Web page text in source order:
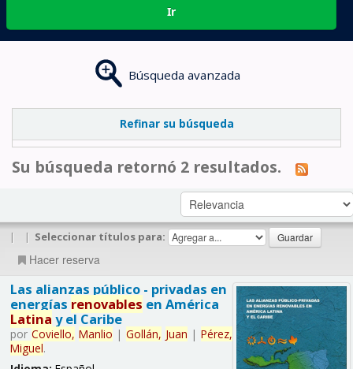
Ir
Búsqueda avanzada
Refinar su búsqueda
Su búsqueda retornó 2 resultados.
| | Seleccionar títulos para:
Hacer reserva
Las alianzas público - privadas en
energías renovables en América
Latina y el Caribe
por Coviello, Manlio | Gollán, Juan | Pérez,
Miguel.